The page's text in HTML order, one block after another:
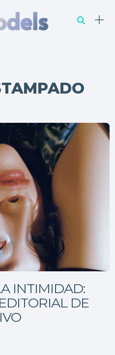
INTIMIDAD:
DE